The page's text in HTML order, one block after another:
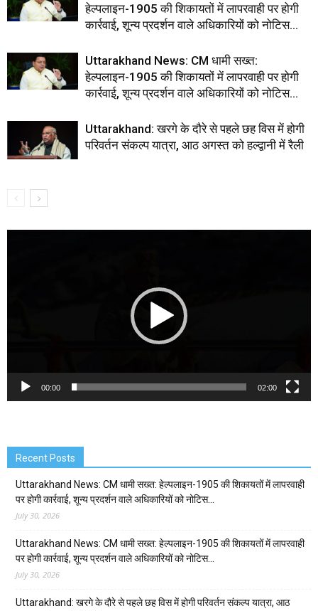
हेल्पलाइन-1905 की शिकायतों में लापरवाही पर होगी
कार्रवाई, शून्य प्रदर्शन वाले अधिकारियों को नोटिस…
Uttarakhand News: CM धामी सख्त:
हेल्पलाइन-1905 की शिकायतों में लापरवाही पर होगी
कार्रवाई, शून्य प्रदर्शन वाले अधिकारियों को नोटिस…
Uttarakhand: खरगे के दौरे से पहले छह विस में होगी
परिवर्तन संकल्प यात्रा, आठ अगस्त को हल्द्वानी में रैली
00:00 02:00
Recent Posts
Uttarakhand News: CM धामी सख्त: हेल्पलाइन-1905 की शिकायतों में लापरवाही
पर होगी कार्रवाई, शून्य प्रदर्शन वाले अधिकारियों को नोटिस…
July 30, 2026
Uttarakhand News: CM धामी सख्त: हेल्पलाइन-1905 की शिकायतों में लापरवाही
पर होगी कार्रवाई, शून्य प्रदर्शन वाले अधिकारियों को नोटिस…
July 30, 2026
Uttarakhand: खरगे के दौरे से पहले छह विस में होगी परिवर्तन संकल्प यात्रा, आठ